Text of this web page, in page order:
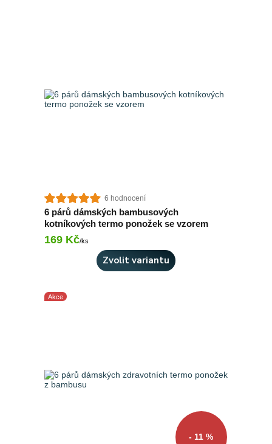
6 hodnocení
6 párů dámských bambusových
kotníkových termo ponožek se vzorem
169 Kč/ks
Zvolit variantu
Akce
- 11 %